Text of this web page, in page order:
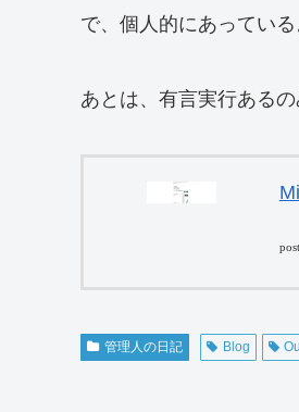
で、個人的にあっている
あとは、有言実行ある
管理人の日記 Blog